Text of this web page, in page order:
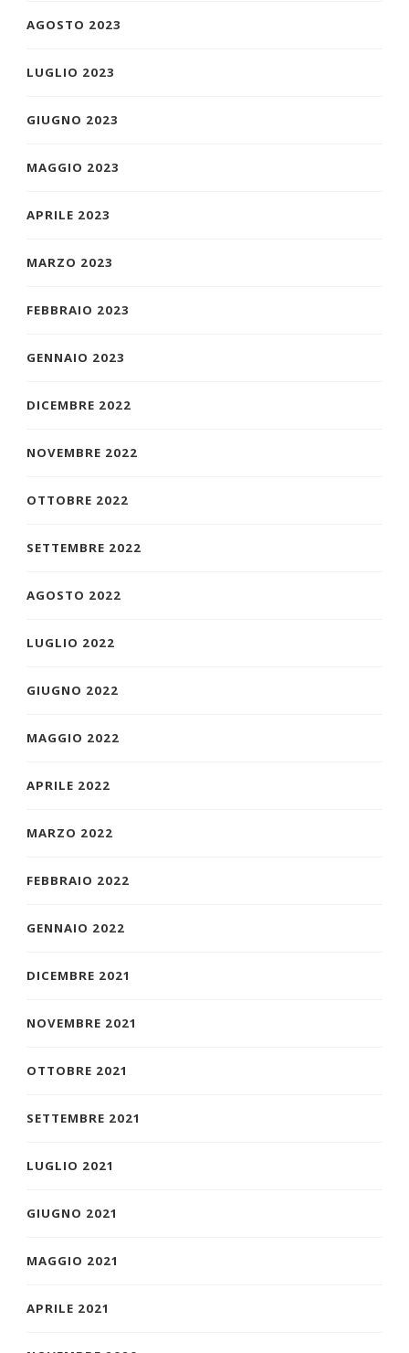
AGOSTO 2023
LUGLIO 2023
GIUGNO 2023
MAGGIO 2023
APRILE 2023
MARZO 2023
FEBBRAIO 2023
GENNAIO 2023
DICEMBRE 2022
NOVEMBRE 2022
OTTOBRE 2022
SETTEMBRE 2022
AGOSTO 2022
LUGLIO 2022
GIUGNO 2022
MAGGIO 2022
APRILE 2022
MARZO 2022
FEBBRAIO 2022
GENNAIO 2022
DICEMBRE 2021
NOVEMBRE 2021
OTTOBRE 2021
SETTEMBRE 2021
LUGLIO 2021
GIUGNO 2021
MAGGIO 2021
APRILE 2021